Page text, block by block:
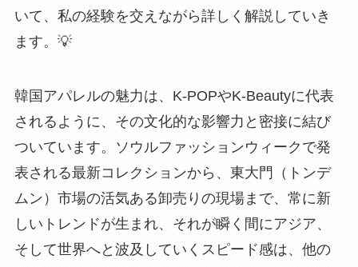
いて、私の経験を交えながら詳しく解説していき
ます。💡
韓国アパレルの魅力は、K-POPやK-Beautyに代表
されるように、その文化的な影響力と密接に結び
ついています。ソウルファッションウィークで発
表される最新コレクションから、東大門（トンデ
ムン）市場の活気ある卸売りの現場まで、常に新
しいトレンドが生まれ、それが瞬く間にアジア、
そして世界へと波及していくスピード感は、他の